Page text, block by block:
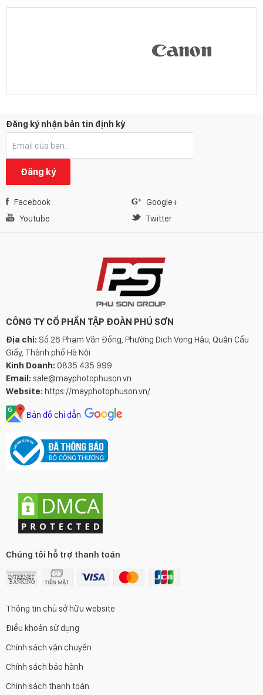
Đăng ký nhận bản tin định kỳ
Đăng ký
Facebook
Google+
Youtube
Twitter
CÔNG TY CỔ PHẦN TẬP ĐOÀN PHÚ SƠN
Địa chỉ: Số 26 Phạm Văn Đồng, Phường Dịch Vọng Hậu, Quận Cầu
Giấy, Thành phố Hà Nội
Kinh Doanh: 0835 435 999
Email: sale@mayphotophuson.vn
Website: https://mayphotophuson.vn/
Bản đồ chỉ dẫn
Chúng tôi hỗ trợ thanh toán
Thông tin chủ sở hữu website
Điều khoản sử dụng
Chính sách vận chuyển
Chính sách bảo hành
Chính sách thanh toán